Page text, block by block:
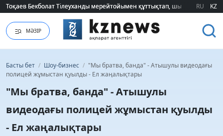
Тоқаев Бекболат Тілеуханды мерейтойымен құттықтап, шығармашылық
Тоқаев Бекболат Тілеуханды мерейтойымен құттықтап, шығармашылық
RU KZ
МӘЗІР
Басты бет / Шоу-бизнес / "Мы братва, банда" - Атышулы видеодағы
полицей жұмыстан қуылды - Ел жаңалықтары
"Мы братва, банда" - Атышулы
видеодағы полицей жұмыстан қуылды
- Ел жаңалықтары